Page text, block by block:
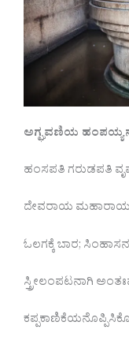
ಅಗ್ಘವಣಿಯ
ಹಂಸಪತಿ ಗರುಡಪತಿ
ದೇವರಾಯ
ಓಲಗಕ್ಕೆ ಬಾರ;
ಸ್ತ್ರೀಲಂಪಟನಾಗಿ